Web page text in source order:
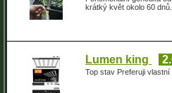
krátký květ okolo 60
Lumen king
Top stav Preferuji